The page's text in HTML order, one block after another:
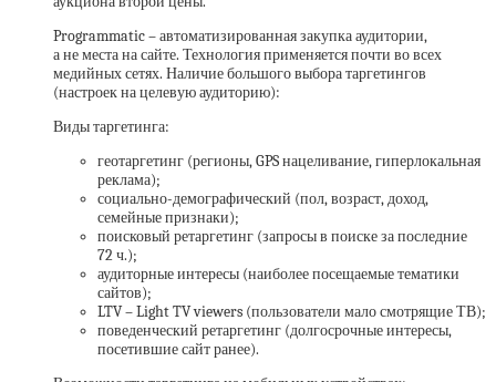
Programmatic – автоматизированная закупка аудитории,
а не места на сайте. Технология применяется почти во всех
медийных сетях. Наличие большого выбора таргетингов
(настроек на целевую аудиторию):
Виды таргетинга:
геотаргетинг (регионы, GPS нацеливание, гиперлокальная
реклама);
социально-демографический (пол, возраст, доход,
семейные признаки);
поисковый ретаргетинг (запросы в поиске за последние
72 ч.);
аудиторные интересы (наиболее посещаемые тематики
сайтов);
LTV – Light TV viewers (пользователи мало смотрящие ТВ);
поведенческий ретаргетинг (долгосрочные интересы,
посетившие сайт ранее).